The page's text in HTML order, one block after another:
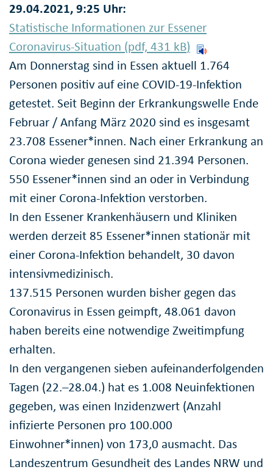
29.04.2021, 9:25 Uhr:
Statistische Informationen zur Essener
Coronavirus-Situation (pdf, 431 kB)
Am Donnerstag sind in Essen aktuell 1.764
Personen positiv auf eine COVID-19-Infektion
getestet. Seit Beginn der Erkrankungswelle Ende
Februar / Anfang März 2020 sind es insgesamt
23.708 Essener*innen. Nach einer Erkrankung an
Corona wieder genesen sind 21.394 Personen.
550 Essener*innen sind an oder in Verbindung
mit einer Corona-Infektion verstorben.
In den Essener Krankenhäusern und Kliniken
werden derzeit 85 Essener*innen stationär mit
einer Corona-Infektion behandelt, 30 davon
intensivmedizinisch.
137.515 Personen wurden bisher gegen das
Coronavirus in Essen geimpft, 48.061 davon
haben bereits eine notwendige Zweitimpfung
erhalten.
In den vergangenen sieben aufeinanderfolgenden
Tagen (22.–28.04.) hat es 1.008 Neuinfektionen
gegeben, was einen Inzidenzwert (Anzahl
infizierte Personen pro 100.000
Einwohner*innen) von 173,0 ausmacht. Das
Landeszentrum Gesundheit des Landes NRW und